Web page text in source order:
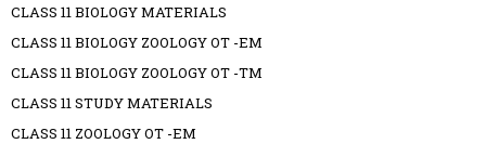
CLASS 11 BIOLOGY MATERIALS
CLASS 11 BIOLOGY ZOOLOGY OT -EM
CLASS 11 BIOLOGY ZOOLOGY OT -TM
CLASS 11 STUDY MATERIALS
CLASS 11 ZOOLOGY OT -EM